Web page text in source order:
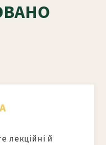
лекційні й